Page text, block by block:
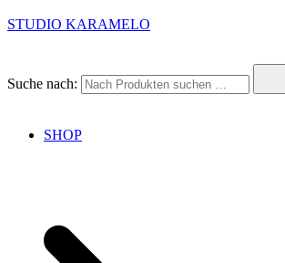
STUDIO KARAMELO
Suche nach:
SHOP